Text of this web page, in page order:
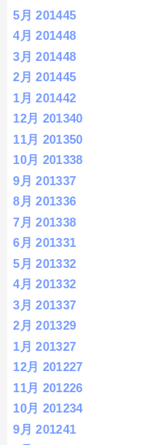
5月 201445
4月 201448
3月 201448
2月 201445
1月 201442
12月 201340
11月 201350
10月 201338
9月 201337
8月 201336
7月 201338
6月 201331
5月 201332
4月 201332
3月 201337
2月 201329
1月 201327
12月 201227
11月 201226
10月 201234
9月 201241